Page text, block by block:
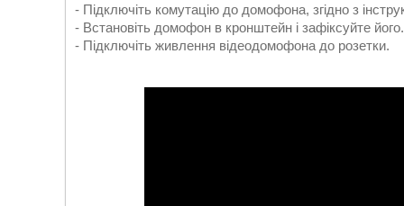
- Підключіть комутацію до домофона, згідно з
- Встановіть домофон в кронштейн і зафіксуйте його.
- Підключіть живлення відеодомофона до розетки.